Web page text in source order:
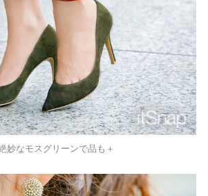
妙なモスグリーンで品も＋